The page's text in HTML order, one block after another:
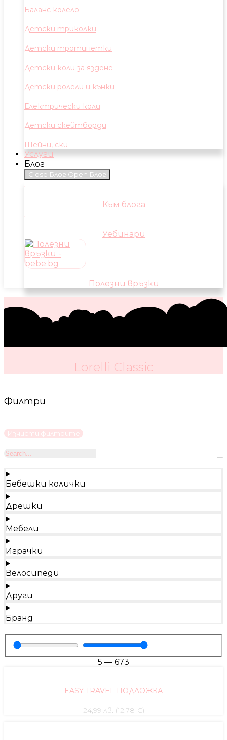
Баланс колело
Детски триколки
Детски тротинетки
Детски коли за яздене
Детски ролели и кънки
Електрически коли
Детски скейтборди
Шейни, ски
Услуги
Блог
Close Блог Open Блог
Към блога
Уебинари
Полезни връзки
Lorelli Classic
Филтри
Изчисти филтрите
Бебешки колички
Дрешки
Мебели
Играчки
Велосипеди
Други
Бранд
5 — 673
EASY TRAVEL ПОДЛОЖКА
24,99 лв. (12.78 €)